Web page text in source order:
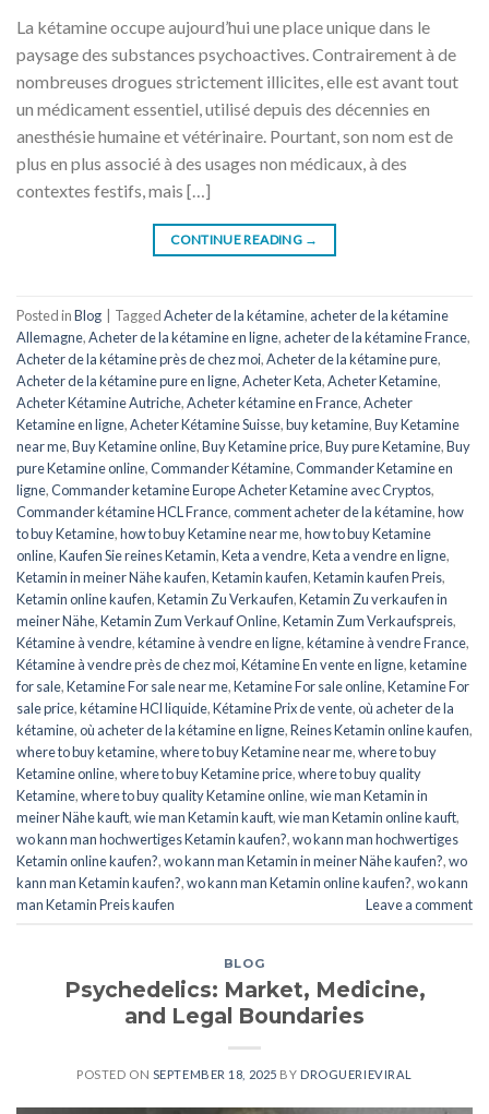
La kétamine occupe aujourd’hui une place unique dans le
paysage des substances psychoactives. Contrairement à de
nombreuses drogues strictement illicites, elle est avant tout
un médicament essentiel, utilisé depuis des décennies en
anesthésie humaine et vétérinaire. Pourtant, son nom est de
plus en plus associé à des usages non médicaux, à des
contextes festifs, mais […]
CONTINUE READING →
Posted inBlog TaggedAcheter de la kétamine, acheter de la kétamine
Allemagne,Acheter de la kétamine en ligne, acheter de la kétamine France,
Acheter de la kétamine près de chez moi,Acheter de la kétamine pure,
Acheter de la kétamine pure en ligne,Acheter Keta,Acheter Ketamine,
Acheter Kétamine Autriche,Acheter kétamine en France,Acheter
Ketamine en ligne,Acheter Kétamine Suisse,buy ketamine,Buy Ketamine
near me,Buy Ketamine online,Buy Ketamine price,Buy pure Ketamine,Buy
pure Ketamine online,Commander Kétamine,Commander Ketamine en
ligne,Commander ketamine Europe Acheter Ketamine avec Cryptos,
Commander kétamine HCL France,comment acheter de la kétamine,how
to buy Ketamine,how to buy Ketamine near me,how to buy Ketamine
online,Kaufen Sie reines Ketamin,Keta a vendre,Keta a vendre en ligne,
Ketamin in meiner Nähe kaufen,Ketamin kaufen,Ketamin kaufen Preis,
Ketamin online kaufen,Ketamin Zu Verkaufen,Ketamin Zu verkaufen in
meiner Nähe,Ketamin Zum Verkauf Online,Ketamin Zum Verkaufspreis,
Kétamine à vendre,kétamine à vendre en ligne,kétamine à vendre France,
Kétamine à vendre près de chez moi,Kétamine En vente en ligne,ketamine
for sale,Ketamine For sale near me,Ketamine For sale online,Ketamine For
sale price,kétamine HCl liquide,Kétamine Prix de vente,où acheter de la
kétamine,où acheter de la kétamine en ligne,Reines Ketamin online kaufen,
where to buy ketamine,where to buy Ketamine near me,where to buy
Ketamine online,where to buy Ketamine price,where to buy quality
Ketamine,where to buy quality Ketamine online,wie man Ketamin in
meiner Nähe kauft,wie man Ketamin kauft,wie man Ketamin online kauft,
wo kann man hochwertiges Ketamin kaufen?,wo kann man hochwertiges
Ketamin online kaufen?,wo kann man Ketamin in meiner Nähe kaufen?,wo
kann man Ketamin kaufen?,wo kann man Ketamin online kaufen?,wo kann
man Ketamin Preis kaufen
Leave a comment
BLOG
Psychedelics: Market, Medicine,
and Legal Boundaries
POSTED ON SEPTEMBER 18, 2025 BY DROGUERIEVIRAL